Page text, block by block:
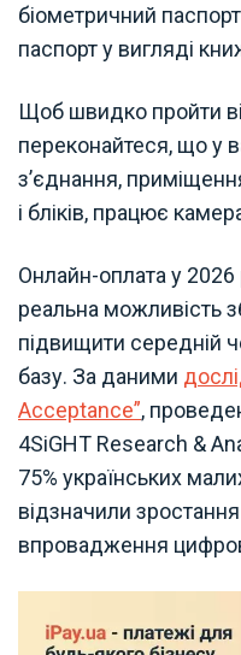
біометричний
паспорт у вигляді
Щоб швидко пройти
переконайтеся, що у
з’єднання,
і бліків, працює
Онлайн-оплата у
реальна можливість
підвищити середній
базу. За даними
Acceptance”,
4SiGHT Research &
75% українських
відзначили
впровадження